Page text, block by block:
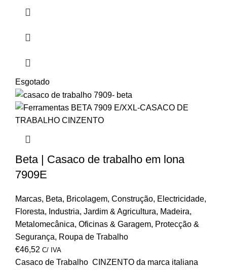
Esgotado
Beta | Casaco de trabalho em lona
7909E
Marcas, Beta, Bricolagem, Construção, Electricidade,
Floresta, Industria, Jardim & Agricultura, Madeira,
Metalomecânica, Oficinas & Garagem, Protecção &
Segurança, Roupa de Trabalho
€46,52 C/ IVA
Casaco de Trabalho CINZENTO da marca italiana